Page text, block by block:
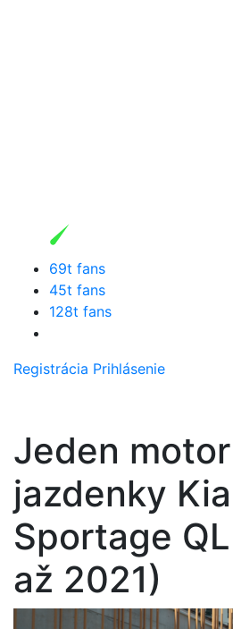
69t fans
45t fans
128t fans
Registrácia Prihlásenie
Jeden
jazdenky Kia
Sportage
až 2021)